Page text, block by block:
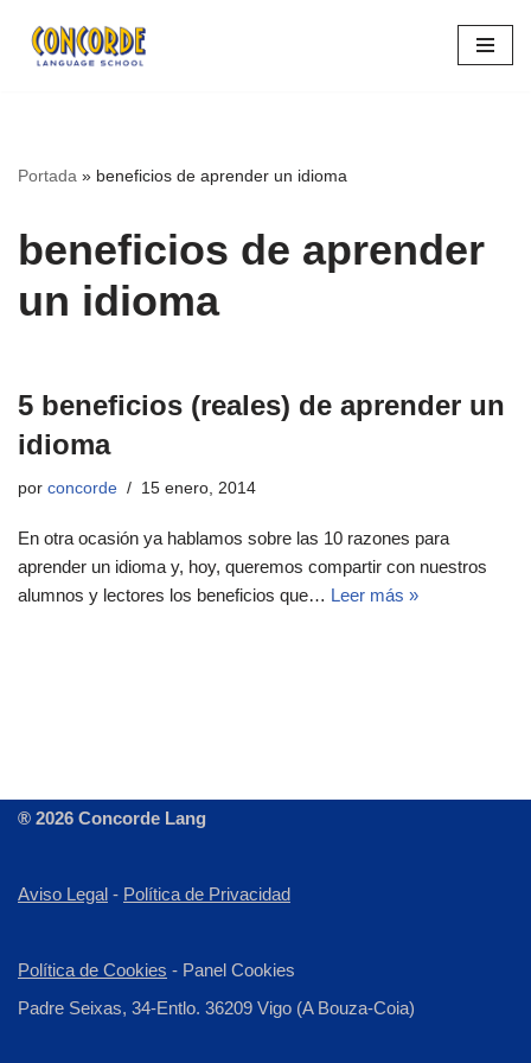
Saltar
Portada » beneficios de aprender un idioma
beneficios de aprender
un idioma
5 beneficios (reales) de aprender un
idioma
por concorde 15 enero, 2014
En otra ocasión ya hablamos sobre las 10 razones para
aprender un idioma y, hoy, queremos compartir con nuestros
alumnos y lectores los beneficios que… Leer más »
® 2026 Concorde Lang
Aviso Legal - Política de Privacidad
Política de Cookies - Panel Cookies
Padre Seixas, 34-Entlo. 36209 Vigo (A Bouza-Coia)